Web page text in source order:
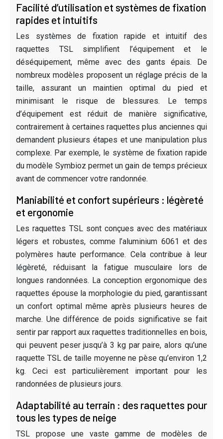
Facilité d’utilisation et systèmes de fixation
rapides et intuitifs
Les systèmes de fixation rapide et intuitif des
raquettes TSL simplifient l’équipement et le
déséquipement, même avec des gants épais. De
nombreux modèles proposent un réglage précis de la
taille, assurant un maintien optimal du pied et
minimisant le risque de blessures. Le temps
d’équipement est réduit de manière significative,
contrairement à certaines raquettes plus anciennes qui
demandent plusieurs étapes et une manipulation plus
complexe. Par exemple, le système de fixation rapide
du modèle Symbioz permet un gain de temps précieux
avant de commencer votre randonnée.
Maniabilité et confort supérieurs : légèreté
et ergonomie
Les raquettes TSL sont conçues avec des matériaux
légers et robustes, comme l’aluminium 6061 et des
polymères haute performance. Cela contribue à leur
légèreté, réduisant la fatigue musculaire lors de
longues randonnées. La conception ergonomique des
raquettes épouse la morphologie du pied, garantissant
un confort optimal même après plusieurs heures de
marche. Une différence de poids significative se fait
sentir par rapport aux raquettes traditionnelles en bois,
qui peuvent peser jusqu’à 3 kg par paire, alors qu’une
raquette TSL de taille moyenne ne pèse qu’environ 1,2
kg. Ceci est particulièrement important pour les
randonnées de plusieurs jours.
Adaptabilité au terrain : des raquettes pour
tous les types de neige
TSL propose une vaste gamme de modèles de